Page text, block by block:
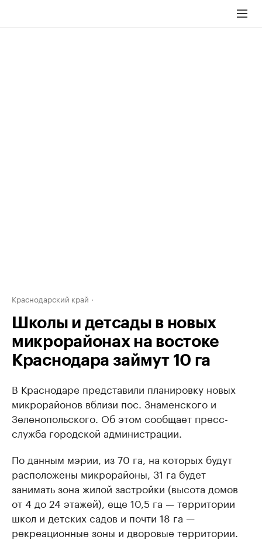
Краснодарский край
Школы и детсады в новых
микрорайонах на востоке
Краснодара займут 10 га
В Краснодаре представили планировку новых
микрорайонов вблизи пос. Знаменского и
Зеленопольского. Об этом сообщает пресс-
служба городской администрации.
По данным мэрии, из 70 га, на которых будут
расположены микрорайоны, 31 га будет
занимать зона жилой застройки (высота домов
от 4 до 24 этажей), еще 10,5 га — территории
школ и детских садов и почти 18 га —
рекреационные зоны и дворовые территории.